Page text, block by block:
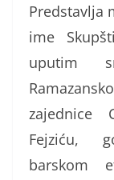
Predstavlja
ime
uputim
zajednice
Fejziću,
barskom